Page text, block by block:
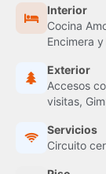
Interior
Cocina
Encimera
Exterior
Accesos
visitas,
Servicios
Circuito